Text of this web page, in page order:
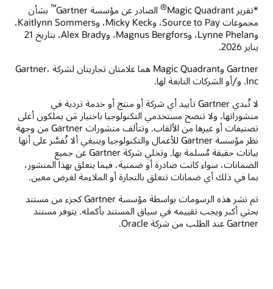
*تقرير Magic Quadrant ® الصادر عن مؤسسة Gartner ™ بشأن
مجموعات Source to Pay، وMicky Keck، وKaitlynn Sommers،
وLynne Phelan، وMagnus Bergfors، وAlex Brady، بتاريخ 21
يناير 2026.
Gartner وMagic Quadrant هما علامتان تجاريتان لشركة Gartner،
Inc. و/أو الشركات التابعة لها.
لا تُبدي Gartner تأييد أي شركة أو منتج أو خدمة تردية في
منشوراتها، ولا تنصح مستخدمي التكنولوجيا باختيار مَن يملكون أعلى
تصنيفات أو غيرها من الألقاب. وتتألف منشورات Gartner من وجهة
نظر مؤسسة Gartner للأعمال والتكنولوجيا وينبغي ألا تُفسَّر على أنها
بيانات حقيقة مُسلمة بها. وتخلي شركة Gartner عن جميع
الضمانات، سواء كانت صادرة أو ضمنية، فيما يتعلق بهذا المنشور،
بما في ذلك أي ضمانات تتعلق بالتجارة أو الملاءمة لغرض معين.
تم نشر هذه الرسومات بواسطة مؤسسة Gartner كجزء من مستند
بحثي أكبر ويجب تقييمه في سياق المستند بأكمله.‬ يتوفر مستند
Gartner عند الطلب من شركة Oracle.